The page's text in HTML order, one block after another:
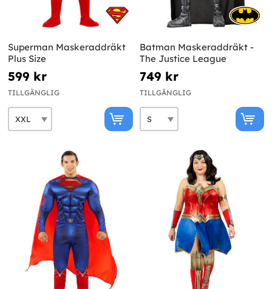
Superman Maskeraddräkt
Plus Size
599 kr
TILLGÄNGLIG
Batman Maskeraddräkt -
The Justice League
749 kr
TILLGÄNGLIG